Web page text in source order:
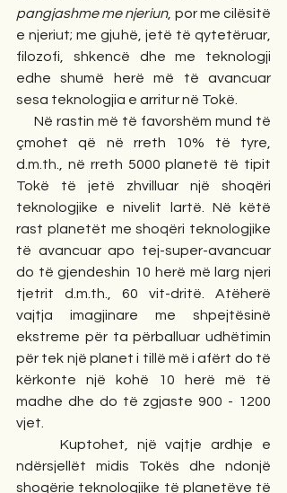
pangjashme me njeriun, por me cilësitë
e njeriut; me gjuhë, jetë të qytetëruar,
filozofi, shkencë dhe me teknologji
edhe shumë herë më të avancuar
sesa teknologjia e arritur në Tokë.
çmohet që në rreth 10% të tyre,
d.m.th., në rreth 5000 planetë të tipit
Tokë të jetë zhvilluar një shoqëri
teknologjike e nivelit lartë. Në këtë
rast planetët me shoqëri teknologjike
të avancuar apo tej-super-avancuar
do të gjendeshin 10 herë më larg njeri
tjetrit d.m.th., 60 vit-dritë. Atëherë
vajtja imagjinare me shpejtësinë
ekstreme për ta përballuar udhëtimin
për tek një planet i tillë më i afërt do të
kërkonte një kohë 10 herë më të
madhe dhe do të zgjaste 900 - 1200
vjet.
ndërsjellët midis Tokës dhe ndonjë
shoqërie teknologjike të planetëve të